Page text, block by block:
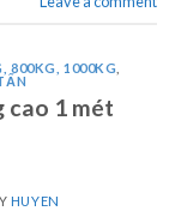
800KG, 1000KG
cao 1 mét
HUYEN